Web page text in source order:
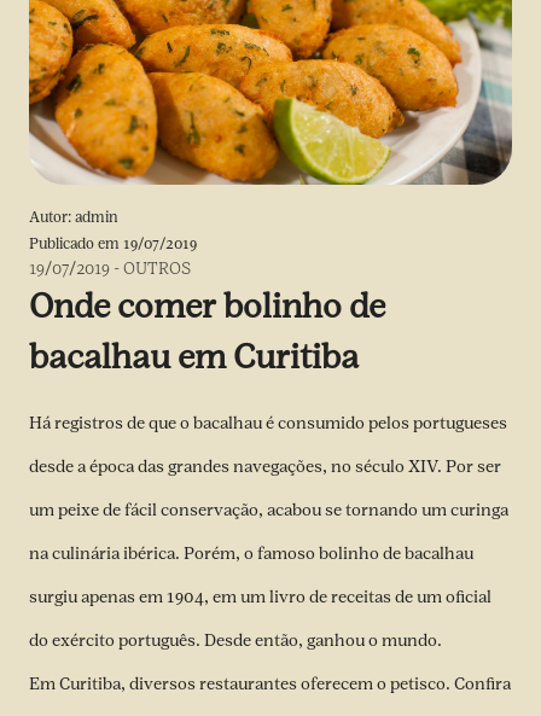
Autor: admin
Publicado em 19/07/2019
19/07/2019 -OUTROS
Onde comer bolinho de
bacalhau em Curitiba
Há registros de que o bacalhau é consumido pelos portugueses
desde a época das grandes navegações, no século XIV. Por ser
um peixe de fácil conservação, acabou se tornando um curinga
na culinária ibérica. Porém, o famoso bolinho de bacalhau
surgiu apenas em 1904, em um livro de receitas de um oficial
do exército português. Desde então, ganhou o mundo.
Em Curitiba, diversos restaurantes oferecem o petisco. Confira